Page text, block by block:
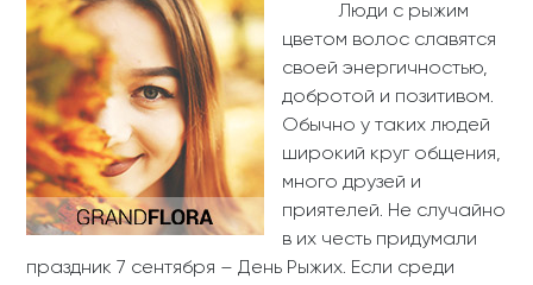
Люди с рыжим
цветом волос славятся
своей энергичностью,
добротой и позитивом.
Обычно у таких людей
широкий круг общения,
много друзей и
приятелей. Не случайно
в их честь придумали
праздник 7 сентября – День Рыжих. Если среди